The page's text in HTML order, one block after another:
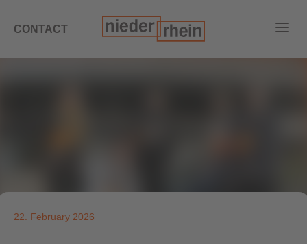
CONTACT
22. February 2026